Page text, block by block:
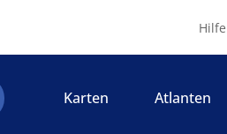
Hilfe
Karten Atlanten